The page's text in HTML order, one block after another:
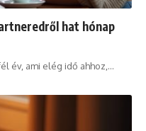
hat hónap
év, ami elég idő ahhoz, …